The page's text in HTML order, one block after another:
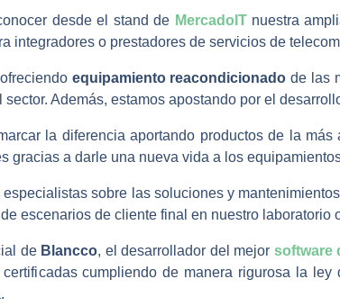
desde el stand de MercadoITnuestra
integradores o prestadores de servicios de
equipamiento reacondicionado de las
Además, estamos apostando por el
la diferencia aportando productos de la
gracias a darle una nueva vida a los
sobre las soluciones y
escenarios de cliente final en nuestro laboratorio
de Blancco, el desarrollador del mejor software
cumpliendo de manera rigurosa la